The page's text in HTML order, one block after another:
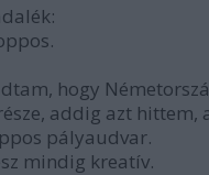
hogy
addig azt hittem,
pályaudvar.
mindig kreatív.